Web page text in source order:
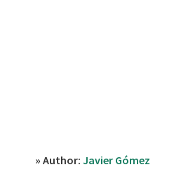
» Author: Javier Gómez